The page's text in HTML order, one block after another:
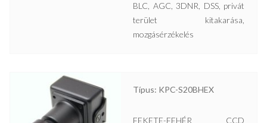
BLC, AGC, 3DNR, DSS, privát
terület kitakarása,
mozgásérzékelés
Típus: KPC-S20BHEX
FEKETE-FEHÉR CCD